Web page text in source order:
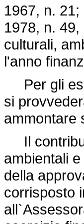
1967, n.
1978, n.
culturali,
l'anno
Per gli
si
ammontare
Il
ambientali
della
corrisposto